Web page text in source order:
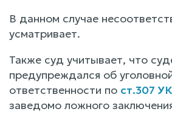
В данном случае
усматривает.
Также суд учитывает, что
предупреждался об
ответственности по ст.307
заведомо ложного